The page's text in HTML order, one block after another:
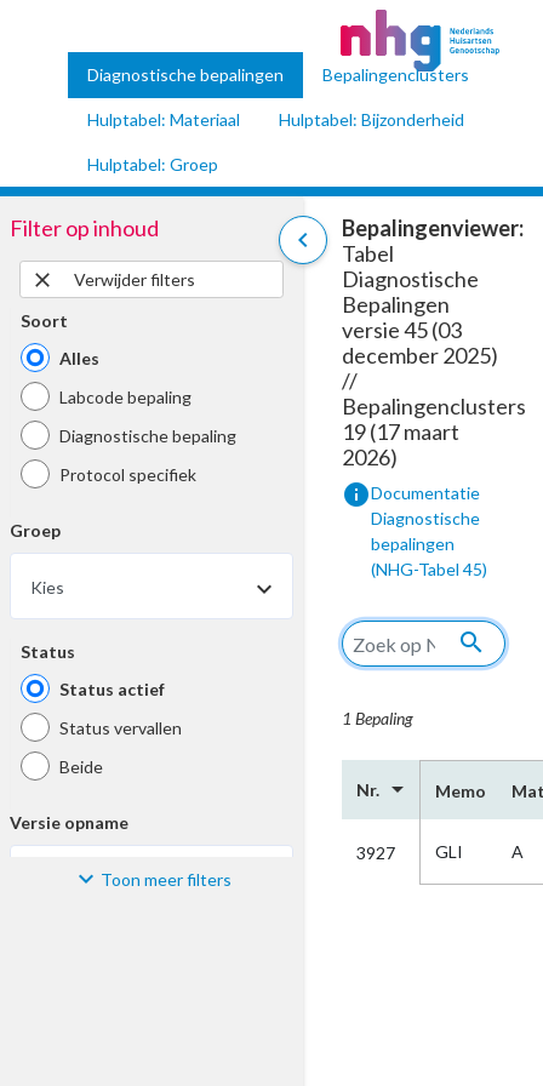
Diagnostische bepalingen Bepalingenclusters
Hulptabel: Materiaal Hulptabel: Bijzonderheid
Hulptabel: Groep
chevron_left
Filter op inhoud
close
Verwijder filters
Soort
Alles
Labcode bepaling
Diagnostische bepaling
Protocol specifiek
Groep
Kies
Status
Status actief
Status vervallen
Beide
Versie opname
Toon meer filters
Bepalingenviewer:
Tabel
Diagnostische
Bepalingen
versie 45 (03
december 2025)
//
Bepalingenclusters
19 (17 maart
2026)
infoDocumentatie
Diagnostische
bepalingen
(NHG-Tabel 45)
search
1 Bepaling
Nr. arrow_drop_down Memo
3927 GLI A